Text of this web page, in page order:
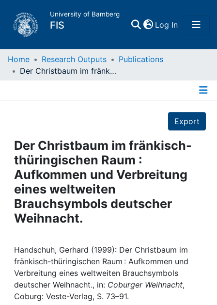
University of Bamberg
FIS Log In(current)
Home
Projects
People
Institutions
Awards
Help
Home Research Outputs
Publications
Der Christbaum im fränkisch-thüringischen Raum : Aufkommen und Verbreitung eines weltweiten Brauchsymbols deutscher Weihnacht.
Export
Der Christbaum im fränkisch-
thüringischen Raum :
Aufkommen und Verbreitung
eines weltweiten
Brauchsymbols deutscher
Weihnacht.
Handschuh, Gerhard (1999): Der Christbaum im
fränkisch-thüringischen Raum : Aufkommen und
Verbreitung eines weltweiten Brauchsymbols
deutscher Weihnacht., in: Coburger Weihnacht,
Coburg: Veste-Verlag, S. 73–91.